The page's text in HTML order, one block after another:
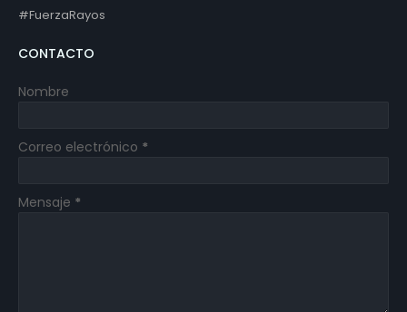
#FuerzaRayos
CONTACTO
Nombre
Correo electrónico *
Mensaje *